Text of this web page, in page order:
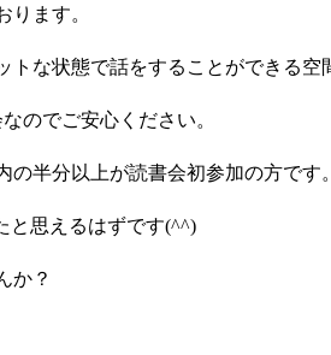
ます。
な状態で話をすることができる空
のでご安心ください。
半分以上が読書会初参加の方です。
と思えるはずです(^^)
か？